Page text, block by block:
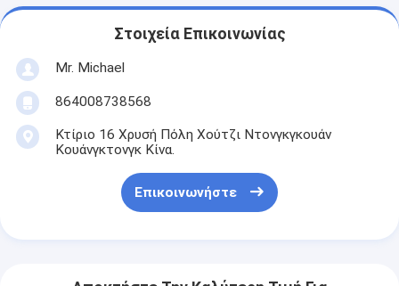
Στοιχεία Επικοινωνίας
Mr. Michael
864008738568
Κτίριο 16 Χρυσή Πόλη Χούτζι Ντονγκγκουάν
Κουάνγκτονγκ Κίνα.
Επικοινωνήστε